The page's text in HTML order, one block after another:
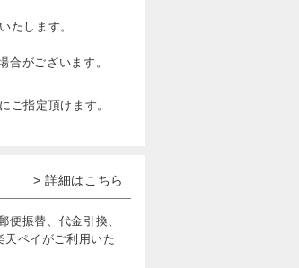
たします。
がございます。
ご指定頂けます。
> 詳細はこちら
便振替、代金引換、
ペイがご利用いた